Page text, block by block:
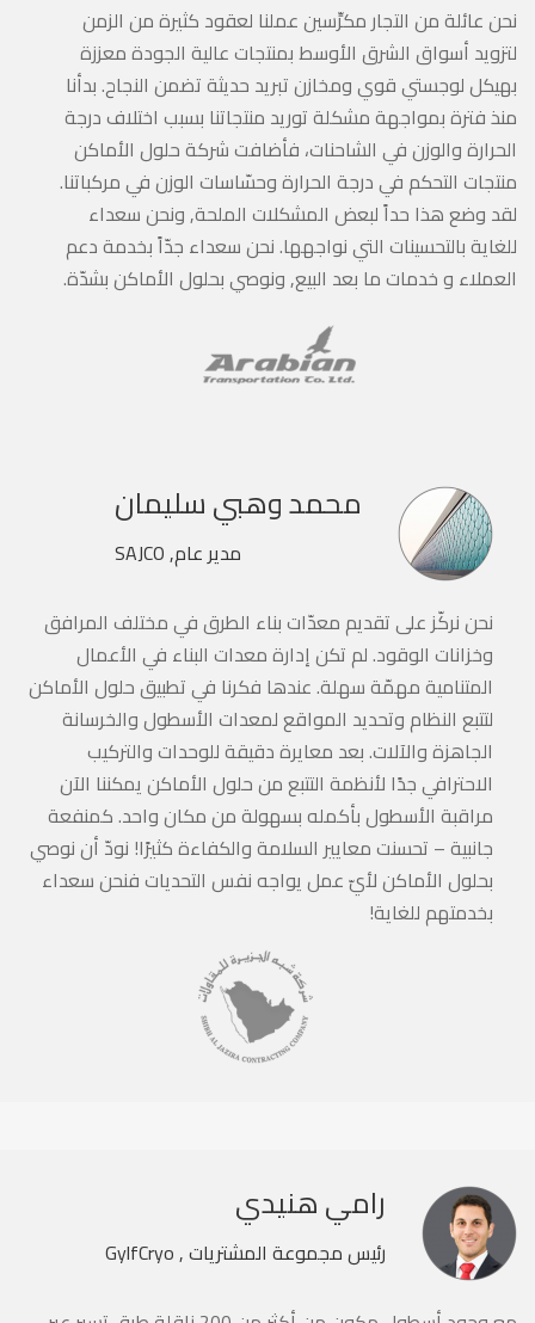
نحن عائلة من التجار مكرِّسين عملنا لعقود كثيرة من الزمن
لتزويد أسواق الشرق الأوسط بمنتجات عالية الجودة معززة
بهيكل لوجستي قوي ومخازن تبريد حديثة تضمن النجاح. بدأنا
منذ فترة بمواجهة مشكلة توريد منتجاتنا بسبب اختلاف درجة
الحرارة والوزن في الشاحنات، فأضافت شركة حلول الأماكن
منتجات التحكم في درجة الحرارة وحسّاسات الوزن في مركباتنا.
لقد وضع هذا حداً لبعض المشكلات الملحة, ونحن سعداء
للغاية بالتحسينات التي نواجهها. نحن سعداء جدّاً بخدمة دعم
العملاء و خدمات ما بعد البيع, ونوصي بحلول الأماكن بشدّة.
محمد وهبي سليمان
مدير عام, SAJCO
نحن نركّز على تقديم معدّات بناء الطرق في مختلف المرافق
وخزانات الوقود. لم تكن إدارة معدات البناء في الأعمال
المتنامية مهمّة سهلة. عندها فكرنا في تطبيق حلول الأماكن
لتتبع النظام وتحديد المواقع لمعدات الأسطول والخرسانة
الجاهزة والآلات. بعد معايرة دقيقة للوحدات والتركيب
الاحترافي جدًا لأنظمة التتبع من حلول الأماكن يمكننا الآن
مراقبة الأسطول بأكمله بسهولة من مكان واحد. كمنفعة
جانبية – تحسنت معايير السلامة والكفاءة كثيرًا! نودّ أن نوصي
بحلول الأماكن لأيّ عمل يواجه نفس التحديات فنحن سعداء
بخدمتهم للغاية!
رامي هنيدي
رئيس مجموعة المشتريات , GylfCryo